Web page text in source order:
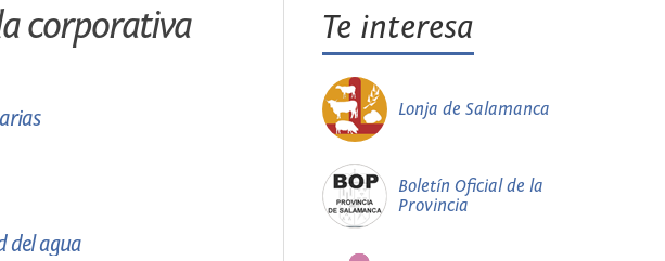
corporativa
del agua
Te interesa
Lonja de Salamanca
Boletín Oficial de la
Provincia